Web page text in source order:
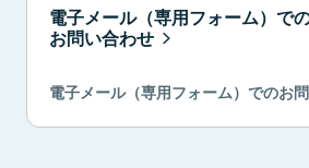
電子メール（専用フォーム）で
お問い合わせ
電子メール（専用フォーム）でのお